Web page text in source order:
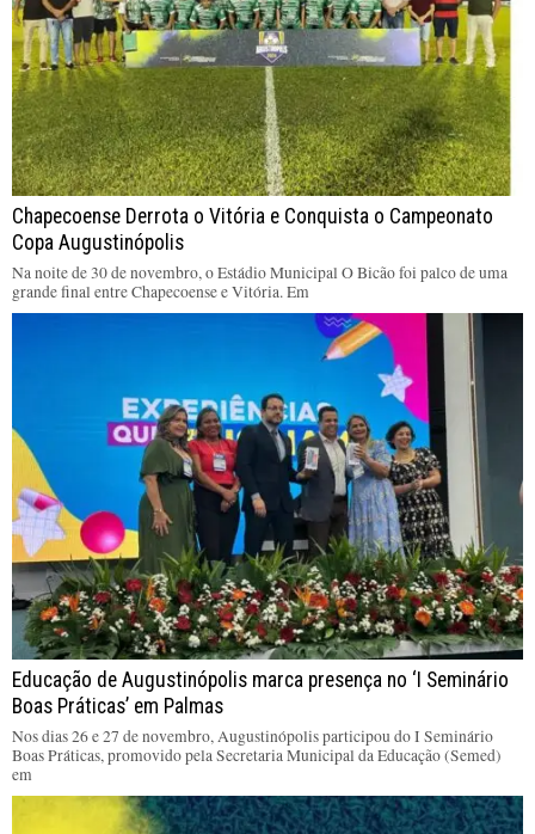
Chapecoense Derrota o Vitória e Conquista o Campeonato
Copa Augustinópolis
Na noite de 30 de novembro, o Estádio Municipal O Bicão foi palco de uma
grande final entre Chapecoense e Vitória. Em
Educação de Augustinópolis marca presença no ‘I Seminário
Boas Práticas’ em Palmas
Nos dias 26 e 27 de novembro, Augustinópolis participou do I Seminário
Boas Práticas, promovido pela Secretaria Municipal da Educação (Semed)
em